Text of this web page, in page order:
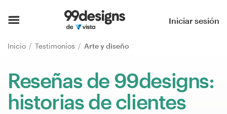
Iniciar sesión
Inicio Testimonios Arte y diseño
Reseñas de 99designs:
historias de clientes
Explorar categorías
Encontrar un diseñador